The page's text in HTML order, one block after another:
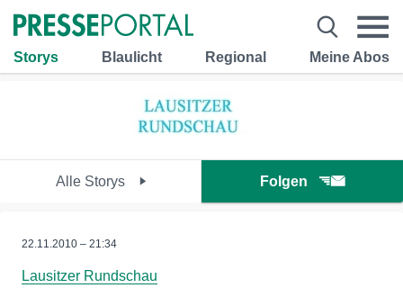
Storys Blaulicht Regional Meine Abos
Alle Storys Folgen
22.11.2010 – 21:34
Lausitzer Rundschau